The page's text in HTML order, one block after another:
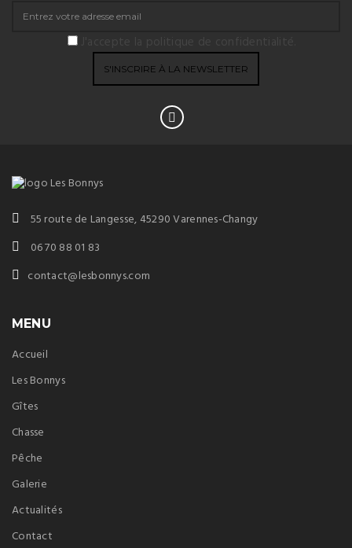
J'accepte la politique de confidentialité.
55 route de Langesse, 45290 Varennes-Changy
06 70 88 01 83
contact@lesbonnys.com
MENU
Accueil
Les Bonnys
Gîtes
Chasse
Pêche
Galerie
Actualités
Contact